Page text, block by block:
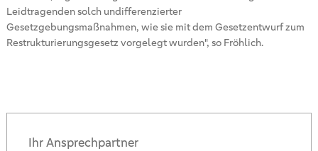
Leidtragenden solch undifferenzierter
Gesetzgebungsmaßnahmen, wie sie mit dem Gesetzentwurf zum
Restrukturierungsgesetz vorgelegt wurden", so Fröhlich.
Ihr Ansprechpartner